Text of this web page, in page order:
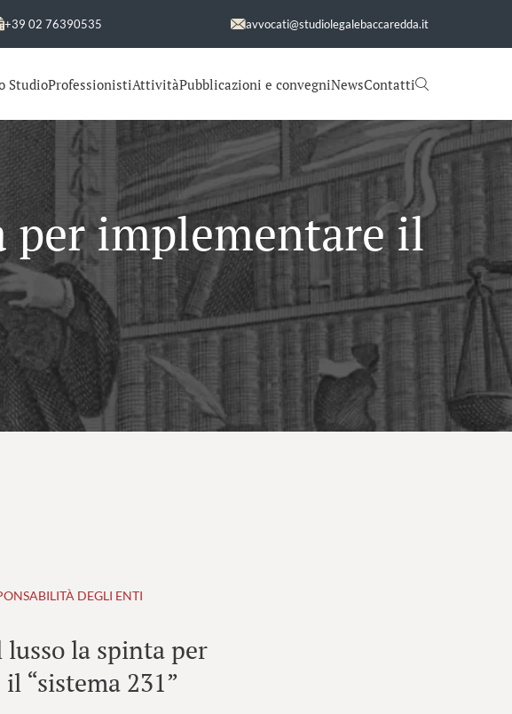
+39 02 76390535 avvocati@studiolegalebaccaredda.it
StudioProfessionistiAttivitàPubblicazioni e convegniNewsContatti
per implementare il
DEGLI ENTI
lusso la spinta per
“sistema 231”